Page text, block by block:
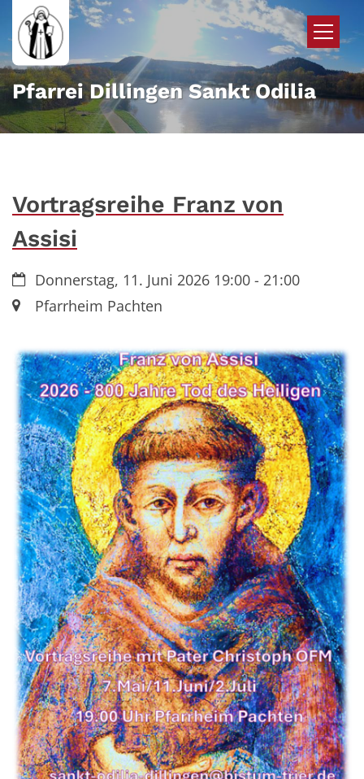
Zum Inhalt springen
Pfarrei Dillingen Sankt Odilia
Vortragsreihe Franz von
Assisi
Datum:Donnerstag, 11. Juni 2026 19:00 - 21:00
Ort:Pfarrheim Pachten